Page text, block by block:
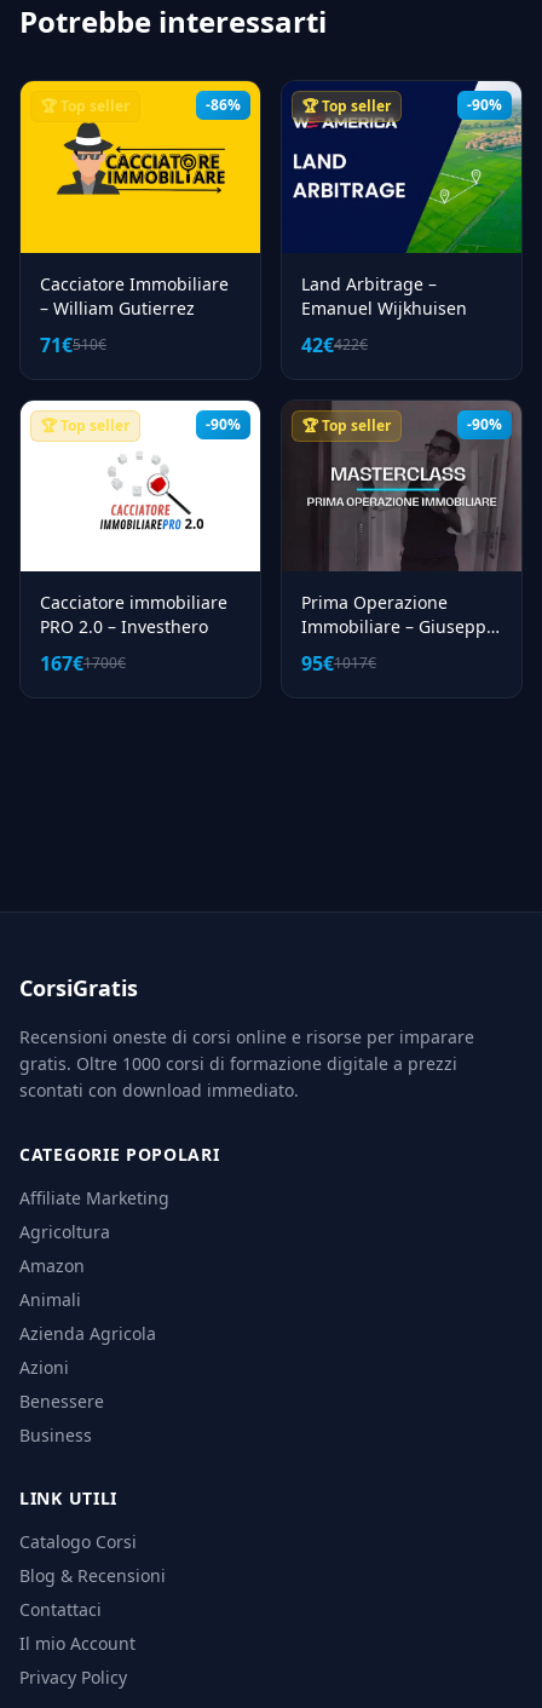
Potrebbe interessarti
-86%
🏆 Top seller
Cacciatore Immobiliare
– William Gutierrez
71€510€
-90%
🏆 Top seller
Land Arbitrage –
Emanuel Wijkhuisen
42€422€
-90%
🏆 Top seller
Cacciatore immobiliare
PRO 2.0 – Investhero
167€1700€
-90%
🏆 Top seller
Prima Operazione
Immobiliare – Giuseppe
95€1017€
CorsiGratis
Recensioni oneste di corsi online e risorse per imparare
gratis. Oltre 1000 corsi di formazione digitale a prezzi
scontati con download immediato.
CATEGORIE POPOLARI
Affiliate Marketing
Agricoltura
Amazon
Animali
Azienda Agricola
Azioni
Benessere
Business
LINK UTILI
Catalogo Corsi
Blog & Recensioni
Contattaci
Il mio Account
Privacy Policy